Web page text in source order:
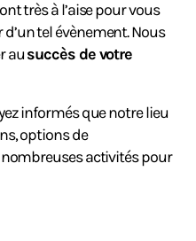
très à l’aise pour vous
tel évènement. Nous
ausuccès de votre
informés que notre lieu
options de
activités pour